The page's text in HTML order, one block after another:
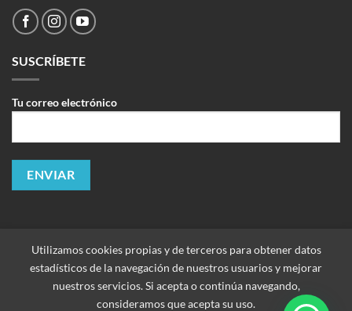
SUSCRÍBETE
Tu correo electrónico
Utilizamos cookies propias y de terceros para obtener datos
estadísticos de la navegación de nuestros usuarios y mejorar
nuestros servicios. Si acepta o continúa navegando,
consideramos que acepta su uso.